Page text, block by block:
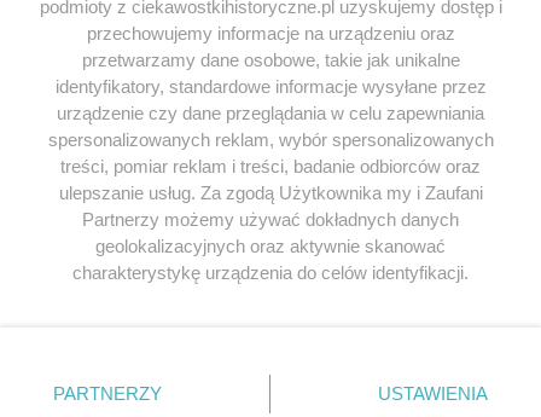
SERWIS
SPOŁECZNOŚĆ
WSPÓŁPRACA
KONTAKT
ODWIEDŹ RÓWNIEŻ:
podmioty z ciekawostkihistoryczne.pl uzyskujemy dostęp i
przechowujemy informacje na urządzeniu oraz
przetwarzamy dane osobowe, takie jak unikalne
identyfikatory, standardowe informacje wysyłane przez
urządzenie czy dane przeglądania w celu zapewniania
spersonalizowanych reklam, wybór spersonalizowanych
treści, pomiar reklam i treści, badanie odbiorców oraz
ulepszanie usług. Za zgodą Użytkownika my i Zaufani
Partnerzy możemy używać dokładnych danych
geolokalizacyjnych oraz aktywnie skanować
charakterystykę urządzenia do celów identyfikacji.
zmienić/wycofać klikając przycisk ustawień prywatności
znajdujący się w lewym dolnym rogu strony
. Niektóre
PARTNERZY USTAWIENIA